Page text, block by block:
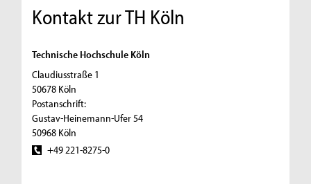
Kontakt zur TH Köln
Technische Hochschule Köln
Claudiusstraße 1
50678 Köln
Postanschrift:
Gustav-Heinemann-Ufer 54
50968 Köln
+49 221-8275-0